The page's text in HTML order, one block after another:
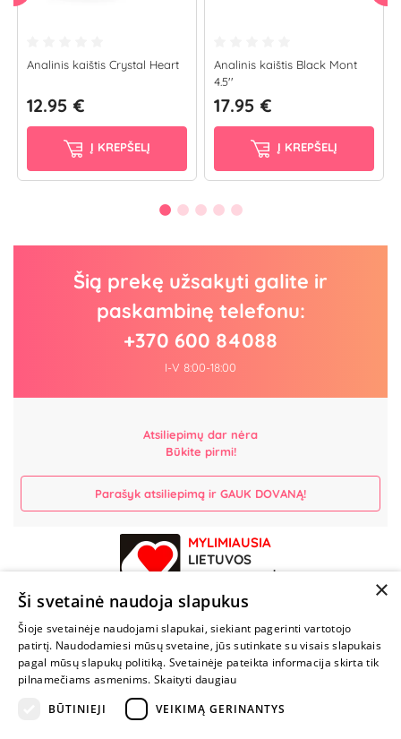
Analinis kaištis Crystal Heart
12.95 €
Į KREPŠELĮ
Analinis kaištis Black Mont
4.5''
17.95 €
Į KREPŠELĮ
Šią prekę užsakyti galite ir
paskambinę telefonu:
+370 600 84088
I-V 8:00-18:00
Atsiliepimų dar nėra
Būkite pirmi!
Parašyk atsiliepimą ir GAUK DOVANĄ!
MYLIMIAUSIA
LIETUVOS
ELEKTRONINĖ
PARDUOTUVĖ
NENUSTOK
ŽAISTI
+370 600 84088
×
Ši svetainė naudoja slapukus
Šioje svetainėje naudojami slapukai, siekiant pagerinti vartotojo
patirtį. Naudodamiesi mūsų svetaine, jūs sutinkate su visais slapukais
pagal mūsų slapukų politiką. Svetainėje pateikta informacija skirta tik
pilnamečiams asmenims. Skaityti daugiau
BŪTINIEJI
VEIKIMĄ GERINANTYS